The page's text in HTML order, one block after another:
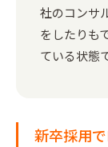
社のコンサ
をしたりも
ている状態
新卒採用